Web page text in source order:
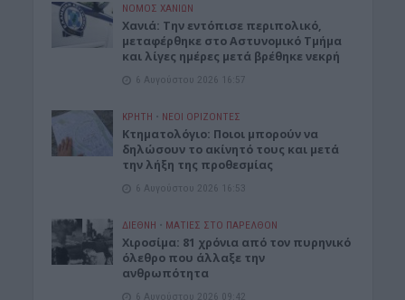
ΝΟΜΌΣ ΧΑΝΊΩΝ
Χανιά: Την εντόπισε περιπολικό,
μεταφέρθηκε στο Αστυνομικό Τμήμα
και λίγες ημέρες μετά βρέθηκε νεκρή
6 Αυγούστου 2026 16:57
ΚΡΗΤΗ • ΝΕΟΙ ΟΡΙΖΟΝΤΕΣ
Κτηματολόγιο: Ποιοι μπορούν να
δηλώσουν το ακίνητό τους και μετά
την λήξη της προθεσμίας
6 Αυγούστου 2026 16:53
ΔΙΕΘΝΗ • ΜΑΤΙΕΣ ΣΤΟ ΠΑΡΕΛΘΟΝ
Χιροσίμα: 81 χρόνια από τον πυρηνικό
όλεθρο που άλλαξε την
ανθρωπότητα
6 Αυγούστου 2026 09:42